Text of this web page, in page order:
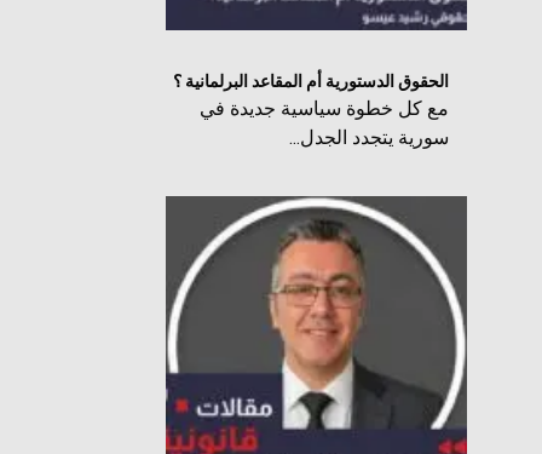
الحقوق الدستورية أم المقاعد البرلمانية ؟
مع كل خطوة سياسية جديدة في
سورية يتجدد الجدل...